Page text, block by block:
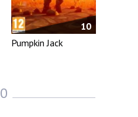
10
Pumpkin Jack
0